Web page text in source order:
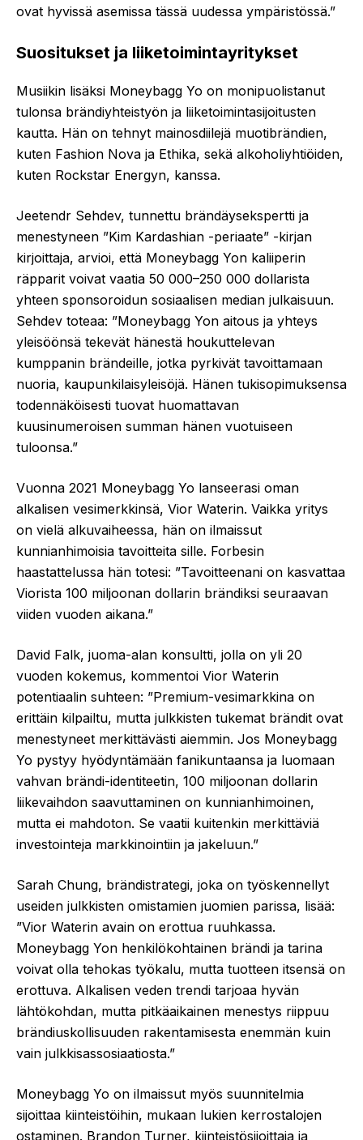
ovat hyvissä asemissa tässä uudessa ympäristössä.”
Suositukset ja liiketoimintayritykset
Musiikin lisäksi Moneybagg Yo on monipuolistanut
tulonsa brändiyhteistyön ja liiketoimintasijoitusten
kautta. Hän on tehnyt mainosdiilejä muotibrändien,
kuten Fashion Nova ja Ethika, sekä alkoholiyhtiöiden,
kuten Rockstar Energyn, kanssa.
Jeetendr Sehdev, tunnettu brändäysekspertti ja
menestyneen ”Kim Kardashian -periaate” -kirjan
kirjoittaja, arvioi, että Moneybagg Yon kaliiperin
räpparit voivat vaatia 50 000–250 000 dollarista
yhteen sponsoroidun sosiaalisen median julkaisuun.
Sehdev toteaa: ”Moneybagg Yon aitous ja yhteys
yleisöönsä tekevät hänestä houkuttelevan
kumppanin brändeille, jotka pyrkivät tavoittamaan
nuoria, kaupunkilaisyleisöjä. Hänen tukisopimuksensa
todennäköisesti tuovat huomattavan
kuusinumeroisen summan hänen vuotuiseen
tuloonsa.”
Vuonna 2021 Moneybagg Yo lanseerasi oman
alkalisen vesimerkkinsä, Vior Waterin. Vaikka yritys
on vielä alkuvaiheessa, hän on ilmaissut
kunnianhimoisia tavoitteita sille. Forbesin
haastattelussa hän totesi: ”Tavoitteenani on kasvattaa
Viorista 100 miljoonan dollarin brändiksi seuraavan
viiden vuoden aikana.”
David Falk, juoma-alan konsultti, jolla on yli 20
vuoden kokemus, kommentoi Vior Waterin
potentiaalin suhteen: ”Premium-vesimarkkina on
erittäin kilpailtu, mutta julkkisten tukemat brändit ovat
menestyneet merkittävästi aiemmin. Jos Moneybagg
Yo pystyy hyödyntämään fanikuntaansa ja luomaan
vahvan brändi-identiteetin, 100 miljoonan dollarin
liikevaihdon saavuttaminen on kunnianhimoinen,
mutta ei mahdoton. Se vaatii kuitenkin merkittäviä
investointeja markkinointiin ja jakeluun.”
Sarah Chung, brändistrategi, joka on työskennellyt
useiden julkkisten omistamien juomien parissa, lisää:
”Vior Waterin avain on erottua ruuhkassa.
Moneybagg Yon henkilökohtainen brändi ja tarina
voivat olla tehokas työkalu, mutta tuotteen itsensä on
erottuva. Alkalisen veden trendi tarjoaa hyvän
lähtökohdan, mutta pitkäaikainen menestys riippuu
brändiuskollisuuden rakentamisesta enemmän kuin
vain julkkisassosiaatiosta.”
Moneybagg Yo on ilmaissut myös suunnitelmia
sijoittaa kiinteistöihin, mukaan lukien kerrostalojen
ostaminen. Brandon Turner, kiinteistösijoittaja ja